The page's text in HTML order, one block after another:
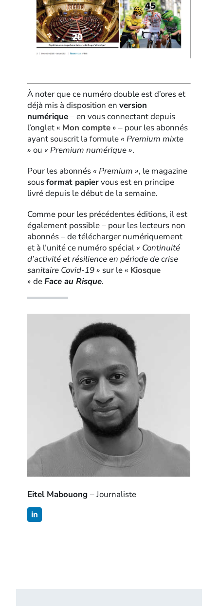
À noter que ce numéro double est d’ores et
déjà mis à disposition enversion
numérique– en vous connectant depuis
l’onglet « Mon compte » – pour les abonnés
ayant souscrit la formule « Premium mixte
» ou « Premium numérique ».
Pour les abonnés « Premium », le magazine
sousformat papiervous est en principe
livré depuis le début de la semaine.
Comme pour les précédentes éditions, il est
également possible – pour les lecteurs non
abonnés – de télécharger numériquement
et à l’unité ce numéro spécial « Continuité
d’activité et résilience en période de crise
sanitaire Covid-19 » sur le « Kiosque
» deFace au Risque.
Eitel Mabouong– Journaliste